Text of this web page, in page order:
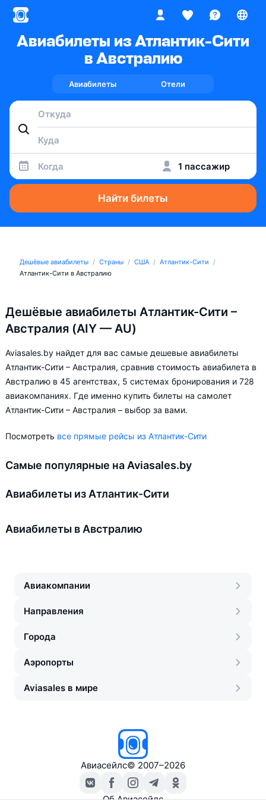
Авиабилеты из Атлантик-Сити
в Австралию
Авиабилеты Отели
Когда 1 пассажир
Найти билеты
Дешёвые авиабилеты Страны США
Атлантик-Сити
Атлантик-Сити в Австралию
Дешёвые авиабилеты Атлантик-Сити –
Австралия (AIY — AU)
Aviasales.by найдет для вас самые дешевые авиабилеты
Атлантик-Сити – Австралия, сравнив стоимость авиабилета в
Австралию в 45 агентствах, 5 системах бронирования и 728
авиакомпаниях. Где именно купить билеты на самолет
Атлантик-Сити – Австралия – выбор за вами.
Посмотреть все прямые рейсы из Атлантик-Сити
Самые популярные на Aviasales.by
Авиабилеты из Атлантик-Сити
Авиабилеты в Австралию
Авиакомпании
Направления
Города
Аэропорты
Aviasales в мире
Авиасейлс© 2007–2026